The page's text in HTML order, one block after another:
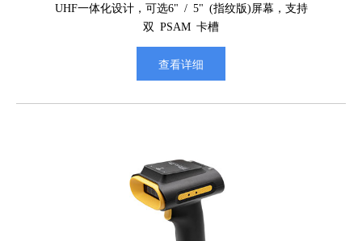
UHF一体化设计，可选6" / 5" (指纹版)屏幕，支持
双 PSAM 卡槽
查看详细